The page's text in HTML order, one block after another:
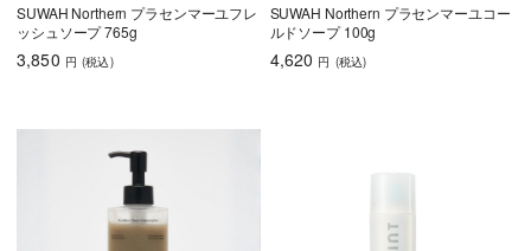
SUWAH Northern プラセンマーユフレ
ッシュソープ 765g
3,850 円 (税込)
SUWAH Northern プラセンマーユコー
ルドソープ 100g
4,620 円 (税込)